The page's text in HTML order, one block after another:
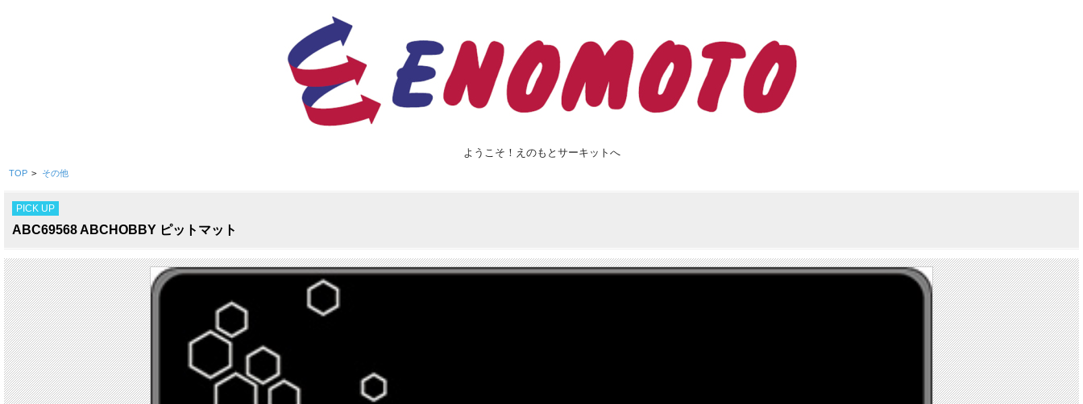
ようこそ！えのもとサーキットへ
TOP > その他
PICK UP
ABC69568 ABCHOBBY ピットマット